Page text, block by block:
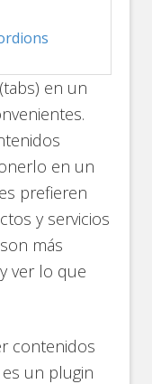
en un
en un
prefieren
y servicios
más
ver lo que
contenidos
un plugin